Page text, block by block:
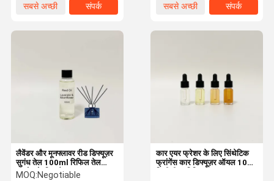
सबसे अच्छी
संपर्क
सबसे अच्छी
संपर्क
लैवेंडर और मूनफ्लावर रीड डिफ्यूज़र
सुगंध तेल 100ml रिफिल तेल
उपयोग के लिए तैयार
MOQ:Negotiable
कार एयर फ्रेशर के लिए सिंथेटिक
फ्रांगेंस कार डिफ्यूज़र ऑयल 10